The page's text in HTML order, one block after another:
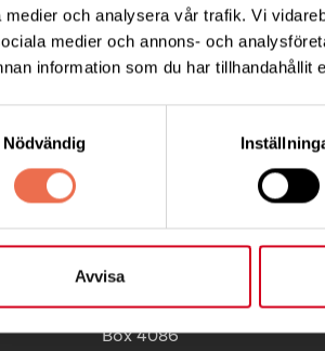
medier och analysera vår trafik. Vi
medier och annons- och
information som du har
Nödvändig
Avvisa
Telefon:08-677 70 10
Postadress:
Box 4086